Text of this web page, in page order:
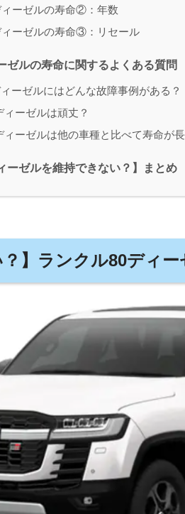
ィーゼルの寿命②：年数
ィーゼルの寿命③：リセール
ゼルの寿命に関するよくある質問
ーゼルにはどんな故障事例がある？
ィーゼルは頑丈？
ィーゼルは他の車種と比べて寿命が長
ーゼルを維持できない？】まとめ
？】ランクル80ディ